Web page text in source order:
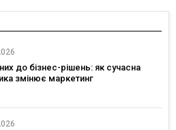
до бізнес-рішень: як сучасна
змінює маркетинг